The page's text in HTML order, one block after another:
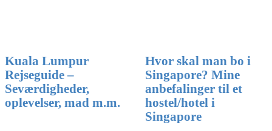
Kuala Lumpur
Rejseguide –
Seværdigheder,
oplevelser, mad m.m.
Hvor skal man bo i
Singapore? Mine
anbefalinger til et
hostel/hotel i
Singapore